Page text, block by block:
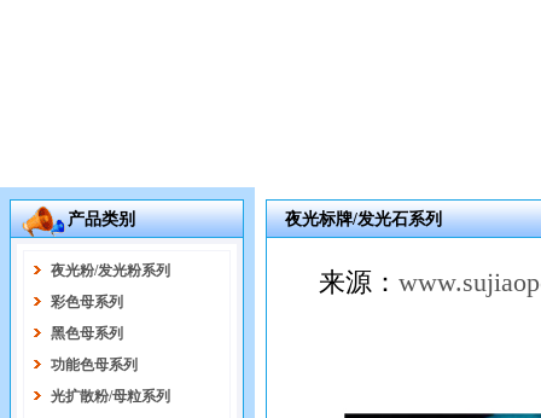
产品类别
夜光粉/发光粉系列
彩色母系列
黑色母系列
功能色母系列
光扩散粉/母粒系列
夜光标牌/发光石系列
来源：